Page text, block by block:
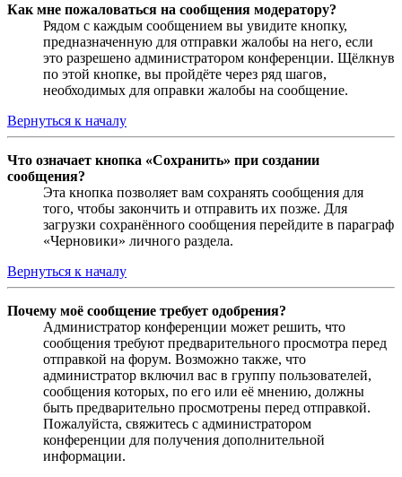
Как мне пожаловаться на сообщения модератору?
Рядом с каждым сообщением вы увидите кнопку,
предназначенную для отправки жалобы на него, если
это разрешено администратором конференции. Щёлкнув
по этой кнопке, вы пройдёте через ряд шагов,
необходимых для оправки жалобы на сообщение.
Вернуться к началу
Что означает кнопка «Сохранить» при создании
сообщения?
Эта кнопка позволяет вам сохранять сообщения для
того, чтобы закончить и отправить их позже. Для
загрузки сохранённого сообщения перейдите в параграф
«Черновики» личного раздела.
Вернуться к началу
Почему моё сообщение требует одобрения?
Администратор конференции может решить, что
сообщения требуют предварительного просмотра перед
отправкой на форум. Возможно также, что
администратор включил вас в группу пользователей,
сообщения которых, по его или её мнению, должны
быть предварительно просмотрены перед отправкой.
Пожалуйста, свяжитесь с администратором
конференции для получения дополнительной
информации.